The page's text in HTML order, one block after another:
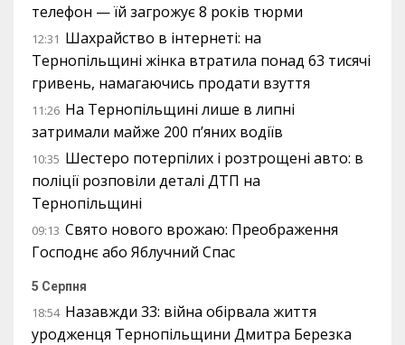
телефон — їй загрожує 8 років тюрми
12:31 Шахрайство в інтернеті: на
Тернопільщині жінка втратила понад 63 тисячі
гривень, намагаючись продати взуття
11:26 На Тернопільщині лише в липні
затримали майже 200 п’яних водіїв
10:35 Шестеро потерпілих і розтрощені авто: в
поліції розповіли деталі ДТП на
Тернопільщині
09:13 Свято нового врожаю: Преображення
Господнє або Яблучний Спас
5 Серпня
18:54 Назавжди 33: війна обірвала життя
уродженця Тернопільщини Дмитра Березка